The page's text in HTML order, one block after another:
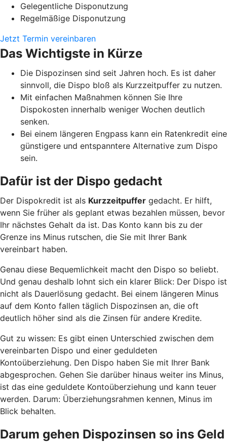
Gelegentliche Disponutzung
Regelmäßige Disponutzung
Jetzt Termin vereinbaren
Das Wichtigste in Kürze
Die Dispozinsen sind seit Jahren hoch. Es ist daher
sinnvoll, die Dispo bloß als Kurzzeitpuffer zu nutzen.
Mit einfachen Maßnahmen können Sie Ihre
Dispokosten innerhalb weniger Wochen deutlich
senken.
Bei einem längeren Engpass kann ein Ratenkredit eine
günstigere und entspanntere Alternative zum Dispo
sein.
Dafür ist der Dispo gedacht
Der Dispokredit ist als Kurzzeitpuffer gedacht. Er hilft,
wenn Sie früher als geplant etwas bezahlen müssen, bevor
Ihr nächstes Gehalt da ist. Das Konto kann bis zu der
Grenze ins Minus rutschen, die Sie mit Ihrer Bank
vereinbart haben.
Genau diese Bequemlichkeit macht den Dispo so beliebt.
Und genau deshalb lohnt sich ein klarer Blick: Der Dispo ist
nicht als Dauerlösung gedacht. Bei einem längeren Minus
auf dem Konto fallen täglich Dispozinsen an, die oft
deutlich höher sind als die Zinsen für andere Kredite.
Gut zu wissen: Es gibt einen Unterschied zwischen dem
vereinbarten Dispo und einer geduldeten
Kontoüberziehung. Den Dispo haben Sie mit Ihrer Bank
abgesprochen. Gehen Sie darüber hinaus weiter ins Minus,
ist das eine geduldete Kontoüberziehung und kann teuer
werden. Darum: Überziehungsrahmen kennen, Minus im
Blick behalten.
Darum gehen Dispozinsen so ins Geld